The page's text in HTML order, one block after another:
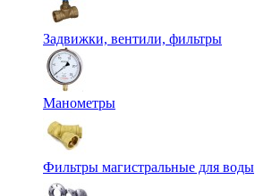
Задвижки, вентили, фильтры
Манометры
Фильтры магистральные для воды